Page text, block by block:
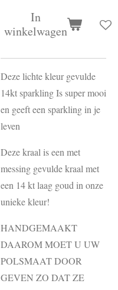
In
winkelwagen
Deze lichte kleur gevulde
14kt sparkling Is super mooi
en geeft een sparkling in je
leven
Deze kraal is een met
messing gevulde kraal met
een 14 kt laag goud in onze
unieke kleur!
HANDGEMAAKT
DAAROM MOET U UW
POLSMAAT DOOR
GEVEN ZO DAT ZE